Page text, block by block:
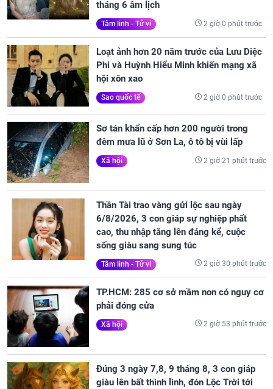
tháng 6 âm lịch
Tâm linh - Tử vi 2 giờ 0 phút trước
Loạt ảnh hơn 20 năm trước của Lưu Diệc
Phi và Huỳnh Hiểu Minh khiến mạng xã
hội xôn xao
Sao quốc tế 2 giờ 0 phút trước
Sơ tán khẩn cấp hơn 200 người trong
đêm mưa lũ ở Sơn La, ô tô bị vùi lấp
Xã hội 2 giờ 21 phút trước
Thần Tài trao vàng gửi lộc sau ngày
6/8/2026, 3 con giáp sự nghiệp phất
cao, thu nhập tăng lên đáng kể, cuộc
sống giàu sang sung túc
Tâm linh - Tử vi 2 giờ 30 phút trước
TP.HCM: 285 cơ sở mầm non có nguy cơ
phải đóng cửa
Xã hội 2 giờ 53 phút trước
Đúng 3 ngày 7,8, 9 tháng 8, 3 con giáp
giàu lên bất thình lình, đón Lộc Trời tới